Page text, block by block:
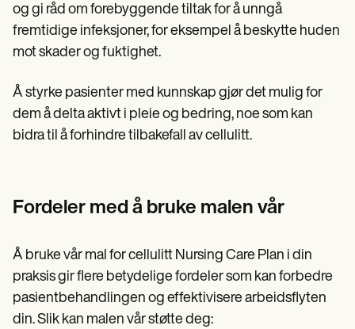
og gi råd om forebyggende tiltak for å unngå
fremtidige infeksjoner, for eksempel å beskytte huden
mot skader og fuktighet.
Å styrke pasienter med kunnskap gjør det mulig for
dem å delta aktivt i pleie og bedring, noe som kan
bidra til å forhindre tilbakefall av cellulitt.
Fordeler med å bruke malen vår
Å bruke vår mal for cellulitt Nursing Care Plan i din
praksis gir flere betydelige fordeler som kan forbedre
pasientbehandlingen og effektivisere arbeidsflyten
din. Slik kan malen vår støtte deg: